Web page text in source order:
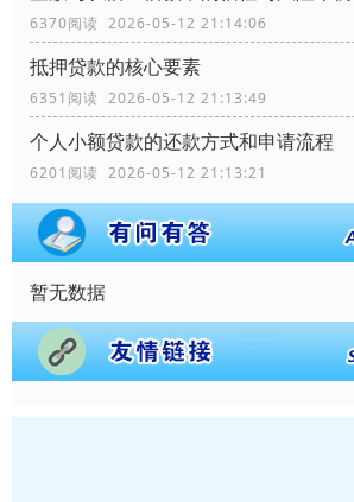
6370阅读 2026-05-12 21:14:06
抵押贷款的核心要素
6351阅读 2026-05-12 21:13:49
个人小额贷款的还款方式和申请流程
6201阅读 2026-05-12 21:13:21
暂无数据